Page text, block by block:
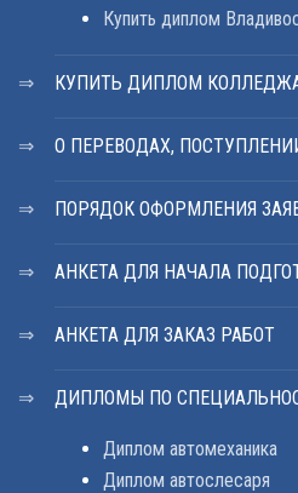
Купить диплом
КУПИТЬ ДИПЛОМ
О ПЕРЕВОДАХ,
ПОРЯДОК ОФОРМЛЕНИЯ
АНКЕТА ДЛЯ НАЧАЛА
АНКЕТА ДЛЯ ЗАКАЗ РАБОТ
ДИПЛОМЫ ПО
Диплом автомеханика
Диплом автослесаря